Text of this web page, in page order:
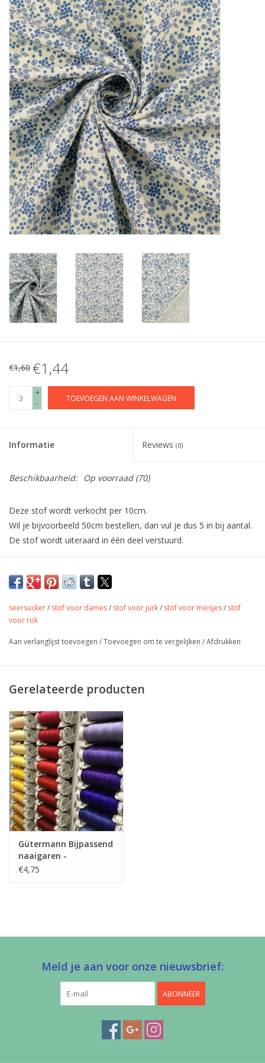
Diy pakketten
Studio Olive inspireert....
€1,60 €1,44
+
-
TOEVOEGEN AAN WINKELWAGEN
Informatie Reviews (0)
Beschikbaarheid: Op voorraad(70)
Deze stof wordt verkocht per 10cm.
Wil je bijvoorbeeld 50cm bestellen, dan vul je dus 5 in bij aantal.
De stof wordt uiteraard in één deel verstuurd.
Fijne seersucker met fijne bloemenprint
deze gestreept of geblokt, voornamelijk wordt deze gebruikt
voor lente en zomer kleding.
Kleur
blauw en groen
Samenstelling 100% katoen
Gewicht
110 gr/m
Toepassing
Jurkjes, rokjes, accessoires,
tassen, quilting,...
Label
Oeko Tex
Stretch
nee
seersucker/ stof voor dames/ stof voor jurk/ stof voor meisjes/ stof
voor rok
Aan verlanglijst toevoegen /Toevoegen om te vergelijken /Afdrukken
Gerelateerde producten
Gütermann Bijpassend
naaigaren -
Allesnaaigaren 200m
€4,75
Meld je aan voor onze nieuwsbrief:
ABONNEER